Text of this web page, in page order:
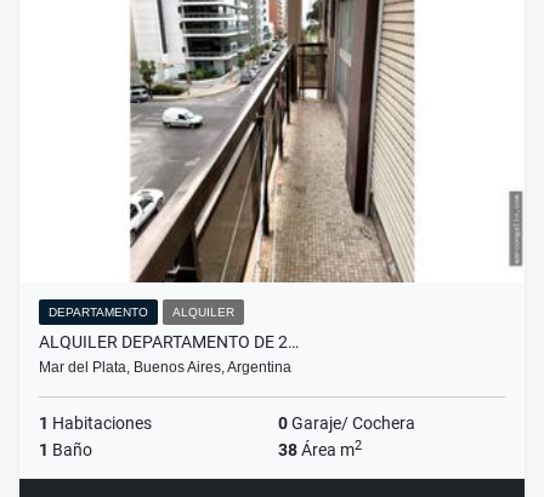
DEPARTAMENTO ALQUILER
ALQUILER DEPARTAMENTO DE 2…
Mar del Plata, Buenos Aires, Argentina
1 Habitaciones 0Garaje/ Cochera
1 Baño 38Área m2